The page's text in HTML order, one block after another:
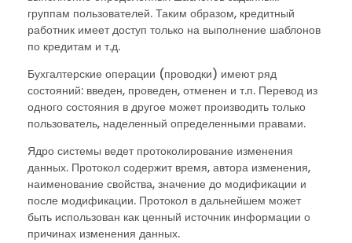
группам пользователей. Таким образом, кредитный
работник имеет доступ только на выполнение шаблонов
по кредитам и т.д.
Бухгалтерские операции (проводки) имеют ряд
состояний: введен, проведен, отменен и т.п. Перевод из
одного состояния в другое может производить только
пользователь, наделенный определенными правами.
Ядро системы ведет протоколирование изменения
данных. Протокол содержит время, автора изменения,
наименование свойства, значение до модификации и
после модификации. Протокол в дальнейшем может
быть использован как ценный источник информации о
причинах изменения данных.